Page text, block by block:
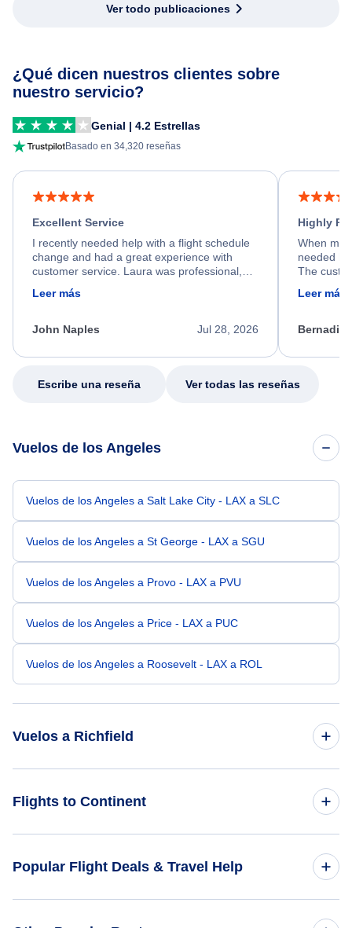
Ver todo publicaciones
¿Qué dicen nuestros clientes sobre
nuestro servicio?
Genial | 4.2 Estrellas
Basado en 34,320 reseñas
Excellent Service
I recently needed help with a flight schedule
change and had a great experience with
customer service. Laura was professional,
friendly, and very helpful throughout the
process. She quickly found a solution and
appreciate her excellent service.
Leer más
Jul 28, 2026
John Naples
Highly
When my
needed
The
calm,
my issue.
Leer más
Escribe una reseña Ver todas las reseñas
Vuelos de los Angeles
Vuelos de los Angeles a Salt Lake City - LAX a SLC
Vuelos de los Angeles a St George - LAX a SGU
Vuelos de los Angeles a Provo - LAX a PVU
Vuelos de los Angeles a Price - LAX a PUC
Vuelos de los Angeles a Roosevelt - LAX a ROL
Vuelos a Richfield
Vuelos de Yuma a Richfield - YUM a RIF
Flights to Continent
Popular Flight Deals & Travel Help